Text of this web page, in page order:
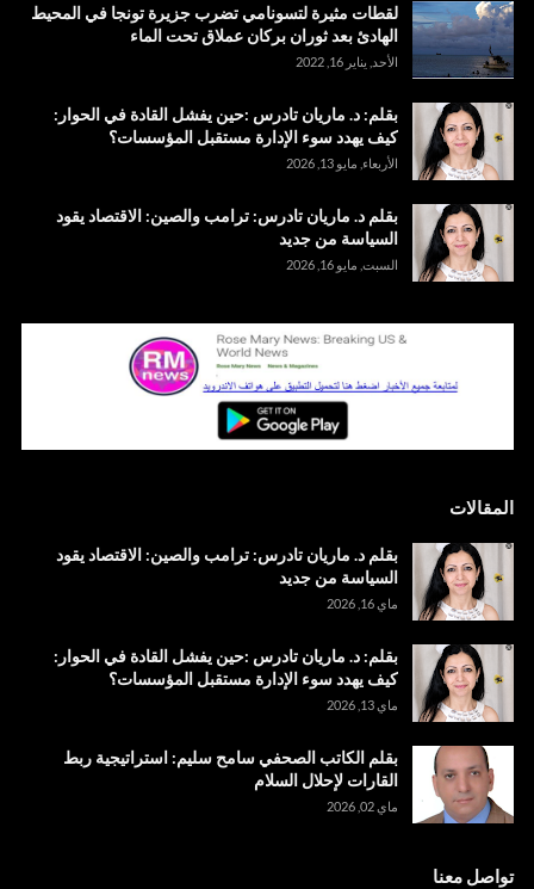
لقطات مثيرة لتسونامي تضرب جزيرة تونجا في المحيط
الهادئ بعد ثوران بركان عملاق تحت الماء
الأحد, يناير 16, 2022
بقلم: د. ماريان تادرس :حين يفشل القادة في الحوار:
كيف يهدد سوء الإدارة مستقبل المؤسسات؟
الأربعاء, مايو 13, 2026
بقلم د. ماريان تادرس: ترامب والصين: الاقتصاد يقود
السياسة من جديد
السبت, مايو 16, 2026
المقالات
بقلم د. ماريان تادرس: ترامب والصين: الاقتصاد يقود
السياسة من جديد
ماي 16, 2026
بقلم: د. ماريان تادرس :حين يفشل القادة في الحوار:
كيف يهدد سوء الإدارة مستقبل المؤسسات؟
ماي 13, 2026
بقلم الكاتب الصحفي سامح سليم: استراتيجية ربط
القارات لإحلال السلام
ماي 02, 2026
تواصل معنا